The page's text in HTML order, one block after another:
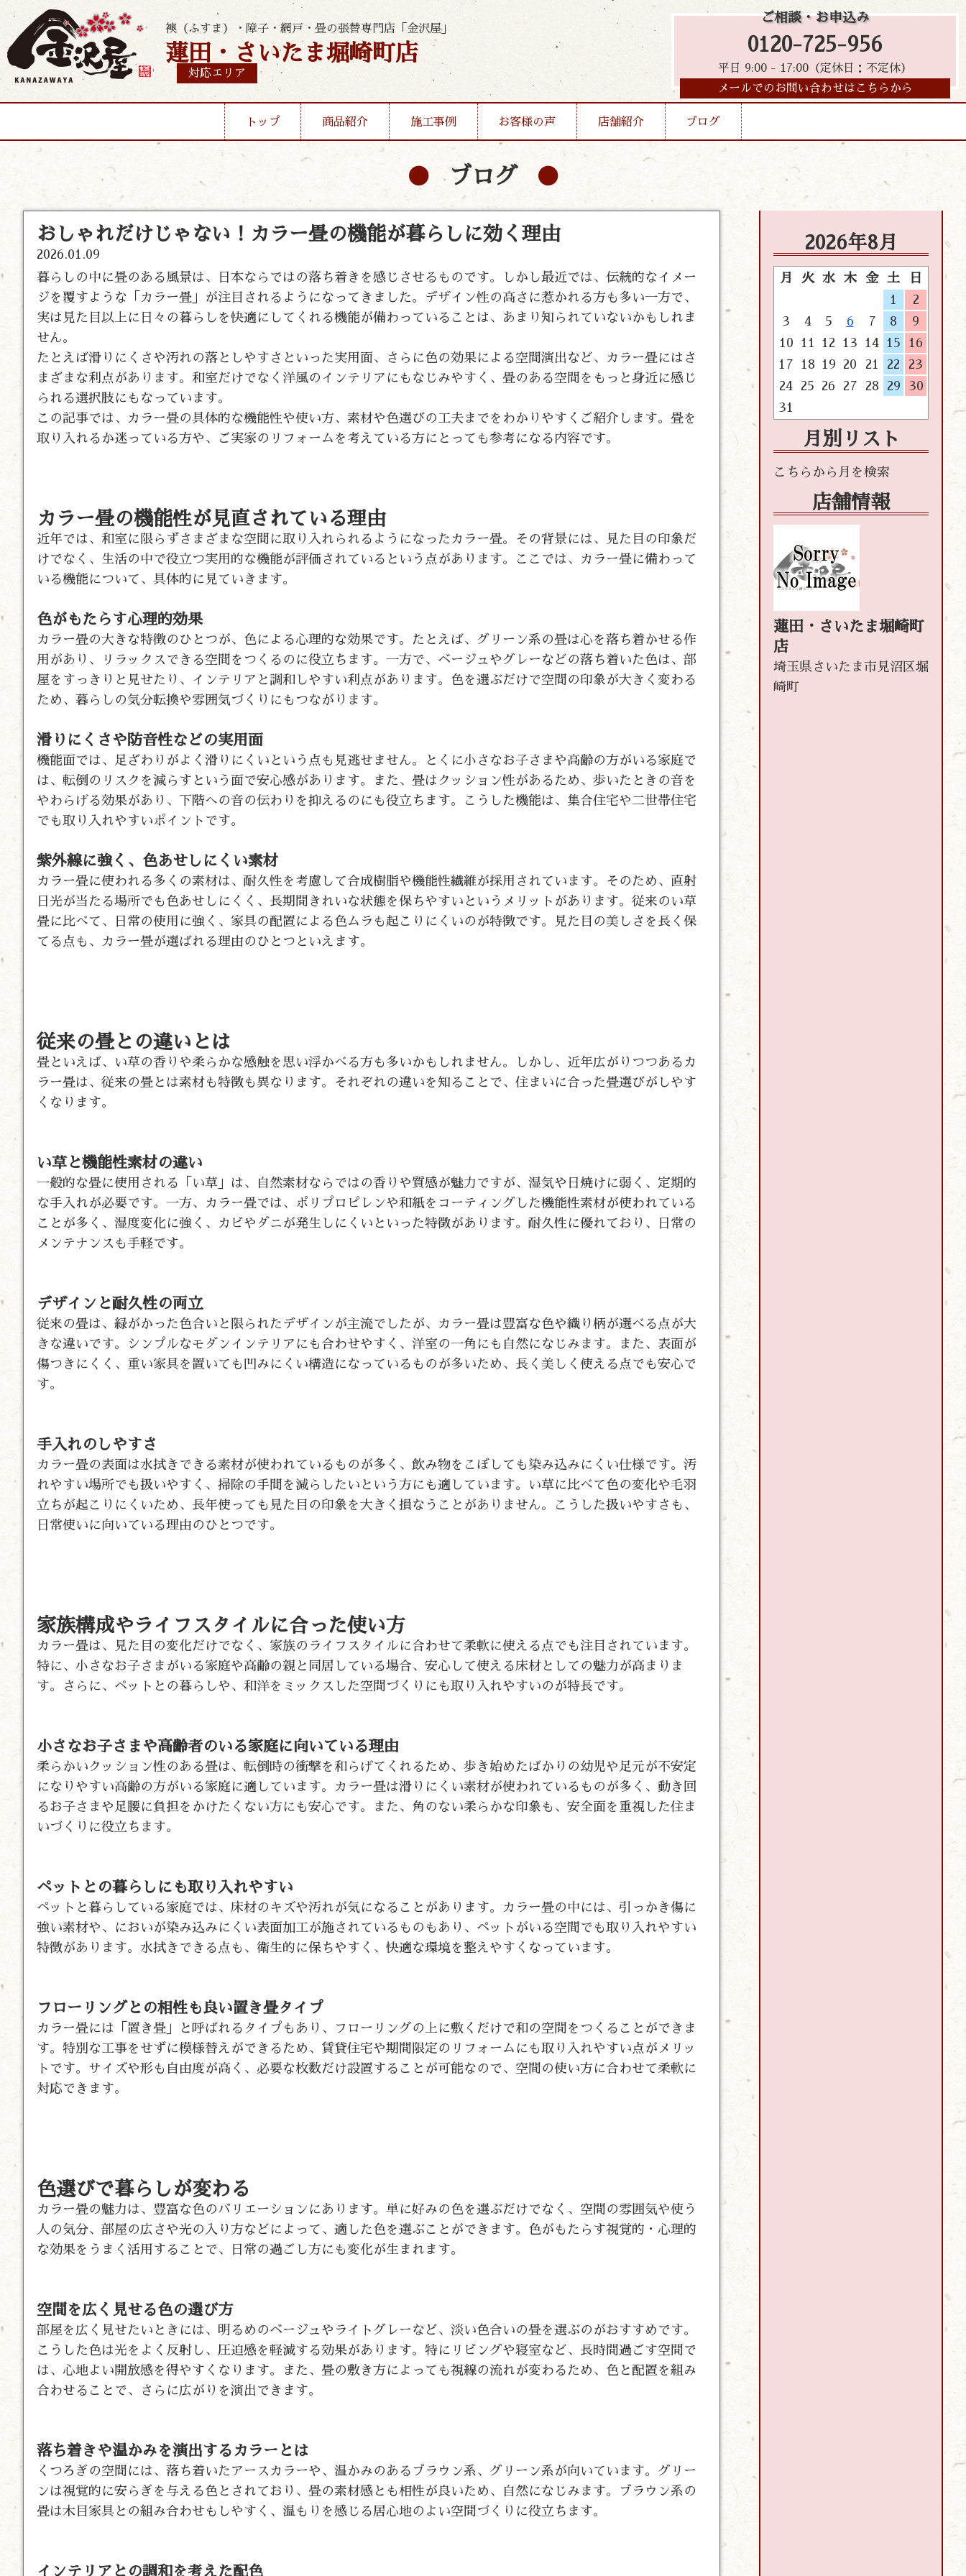
襖（ふすま）・障子・網戸・畳の張替専門店「金沢屋」
蓮田・さいたま堀崎町店
対応エリア
ご相談・お申込み
0120-725-956
平日 9:00 - 17:00（定休日：不定休）
メールでのお問い合わせはこちらから
トップ 商品紹介 施工事例 お客様の声 店舗紹介 ブログ
ブログ
おしゃれだけじゃない！カラー畳の機能が暮らしに効く理由
2026.01.09
暮らしの中に畳のある風景は、日本ならではの落ち着きを感じさせるものです。しかし最近では、伝統的なイメー
ジを覆すような「カラー畳」が注目されるようになってきました。デザイン性の高さに惹かれる方も多い一方で、
実は見た目以上に日々の暮らしを快適にしてくれる機能が備わっていることは、あまり知られていないかもしれま
せん。
たとえば滑りにくさや汚れの落としやすさといった実用面、さらに色の効果による空間演出など、カラー畳にはさ
まざまな利点があります。和室だけでなく洋風のインテリアにもなじみやすく、畳のある空間をもっと身近に感じ
られる選択肢にもなっています。
この記事では、カラー畳の具体的な機能性や使い方、素材や色選びの工夫までをわかりやすくご紹介します。畳を
取り入れるか迷っている方や、ご実家のリフォームを考えている方にとっても参考になる内容です。
カラー畳の機能性が見直されている理由
近年では、和室に限らずさまざまな空間に取り入れられるようになったカラー畳。その背景には、見た目の印象だ
けでなく、生活の中で役立つ実用的な機能が評価されているという点があります。ここでは、カラー畳に備わって
いる機能について、具体的に見ていきます。
色がもたらす心理的効果
カラー畳の大きな特徴のひとつが、色による心理的な効果です。たとえば、グリーン系の畳は心を落ち着かせる作
用があり、リラックスできる空間をつくるのに役立ちます。一方で、ベージュやグレーなどの落ち着いた色は、部
屋をすっきりと見せたり、インテリアと調和しやすい利点があります。色を選ぶだけで空間の印象が大きく変わる
ため、暮らしの気分転換や雰囲気づくりにもつながります。
滑りにくさや防音性などの実用面
機能面では、足ざわりがよく滑りにくいという点も見逃せません。とくに小さなお子さまや高齢の方がいる家庭で
は、転倒のリスクを減らすという面で安心感があります。また、畳はクッション性があるため、歩いたときの音を
やわらげる効果があり、下階への音の伝わりを抑えるのにも役立ちます。こうした機能は、集合住宅や二世帯住宅
でも取り入れやすいポイントです。
紫外線に強く、色あせしにくい素材
カラー畳に使われる多くの素材は、耐久性を考慮して合成樹脂や機能性繊維が採用されています。そのため、直射
日光が当たる場所でも色あせしにくく、長期間きれいな状態を保ちやすいというメリットがあります。従来のい草
畳に比べて、日常の使用に強く、家具の配置による色ムラも起こりにくいのが特徴です。見た目の美しさを長く保
てる点も、カラー畳が選ばれる理由のひとつといえます。
従来の畳との違いとは
畳といえば、い草の香りや柔らかな感触を思い浮かべる方も多いかもしれません。しかし、近年広がりつつあるカ
ラー畳は、従来の畳とは素材も特徴も異なります。それぞれの違いを知ることで、住まいに合った畳選びがしやす
くなります。
い草と機能性素材の違い
一般的な畳に使用される「い草」は、自然素材ならではの香りや質感が魅力ですが、湿気や日焼けに弱く、定期的
な手入れが必要です。一方、カラー畳では、ポリプロピレンや和紙をコーティングした機能性素材が使われている
ことが多く、湿度変化に強く、カビやダニが発生しにくいといった特徴があります。耐久性に優れており、日常の
メンテナンスも手軽です。
デザインと耐久性の両立
従来の畳は、緑がかった色合いと限られたデザインが主流でしたが、カラー畳は豊富な色や織り柄が選べる点が大
きな違いです。シンプルなモダンインテリアにも合わせやすく、洋室の一角にも自然になじみます。また、表面が
傷つきにくく、重い家具を置いても凹みにくい構造になっているものが多いため、長く美しく使える点でも安心で
す。
手入れのしやすさ
カラー畳の表面は水拭きできる素材が使われているものが多く、飲み物をこぼしても染み込みにくい仕様です。汚
れやすい場所でも扱いやすく、掃除の手間を減らしたいという方にも適しています。い草に比べて色の変化や毛羽
立ちが起こりにくいため、長年使っても見た目の印象を大きく損なうことがありません。こうした扱いやすさも、
日常使いに向いている理由のひとつです。
家族構成やライフスタイルに合った使い方
カラー畳は、見た目の変化だけでなく、家族のライフスタイルに合わせて柔軟に使える点でも注目されています。
特に、小さなお子さまがいる家庭や高齢の親と同居している場合、安心して使える床材としての魅力が高まりま
す。さらに、ペットとの暮らしや、和洋をミックスした空間づくりにも取り入れやすいのが特長です。
小さなお子さまや高齢者のいる家庭に向いている理由
柔らかいクッション性のある畳は、転倒時の衝撃を和らげてくれるため、歩き始めたばかりの幼児や足元が不安定
になりやすい高齢の方がいる家庭に適しています。カラー畳は滑りにくい素材が使われているものが多く、動き回
るお子さまや足腰に負担をかけたくない方にも安心です。また、角のない柔らかな印象も、安全面を重視した住ま
いづくりに役立ちます。
ペットとの暮らしにも取り入れやすい
ペットと暮らしている家庭では、床材のキズや汚れが気になることがあります。カラー畳の中には、引っかき傷に
強い素材や、においが染み込みにくい表面加工が施されているものもあり、ペットがいる空間でも取り入れやすい
特徴があります。水拭きできる点も、衛生的に保ちやすく、快適な環境を整えやすくなっています。
フローリングとの相性も良い置き畳タイプ
カラー畳には「置き畳」と呼ばれるタイプもあり、フローリングの上に敷くだけで和の空間をつくることができま
す。特別な工事をせずに模様替えができるため、賃貸住宅や期間限定のリフォームにも取り入れやすい点がメリッ
トです。サイズや形も自由度が高く、必要な枚数だけ設置することが可能なので、空間の使い方に合わせて柔軟に
対応できます。
色選びで暮らしが変わる
カラー畳の魅力は、豊富な色のバリエーションにあります。単に好みの色を選ぶだけでなく、空間の雰囲気や使う
人の気分、部屋の広さや光の入り方などによって、適した色を選ぶことができます。色がもたらす視覚的・心理的
な効果をうまく活用することで、日常の過ごし方にも変化が生まれます。
空間を広く見せる色の選び方
部屋を広く見せたいときには、明るめのベージュやライトグレーなど、淡い色合いの畳を選ぶのがおすすめです。
こうした色は光をよく反射し、圧迫感を軽減する効果があります。特にリビングや寝室など、長時間過ごす空間で
は、心地よい開放感を得やすくなります。また、畳の敷き方によっても視線の流れが変わるため、色と配置を組み
合わせることで、さらに広がりを演出できます。
落ち着きや温かみを演出するカラーとは
くつろぎの空間には、落ち着いたアースカラーや、温かみのあるブラウン系、グリーン系が向いています。グリー
ンは視覚的に安らぎを与える色とされており、畳の素材感とも相性が良いため、自然になじみます。ブラウン系の
畳は木目家具との組み合わせもしやすく、温もりを感じる居心地のよい空間づくりに役立ちます。
インテリアとの調和を考えた配色
2026年8月
月 火 水 木 金 土
日
1
2
3
4 5 6 7 8
9
10
11 12 13 14 15
16
17
18 19 20 21 22
23
24
25 26 27 28 29
30
31
月別リスト
店舗情報
蓮田・さいたま堀崎町
店
埼玉県さいたま市見沼区堀
崎町